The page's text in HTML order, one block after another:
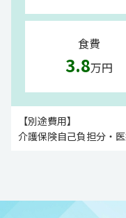
食費
3.8万円
【別途費用】
介護保険自己負担分・